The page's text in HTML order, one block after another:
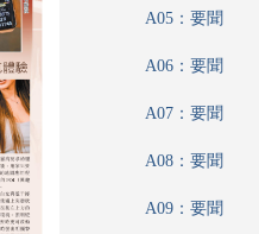
A05：要聞
A06：要聞
A07：要聞
A08：要聞
A09：要聞